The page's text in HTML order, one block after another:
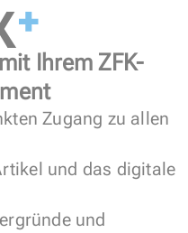
Ihrem ZFK-
Zugang zu allen
und das digitale
und